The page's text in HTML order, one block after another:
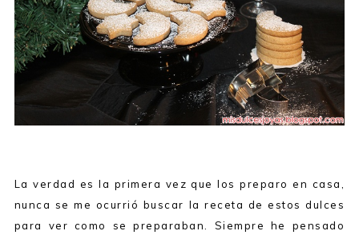
La verdad es la primera vez que los preparo en casa,
nunca se me ocurrió buscar la receta de estos dulces
para ver como se preparaban. Siempre he pensado